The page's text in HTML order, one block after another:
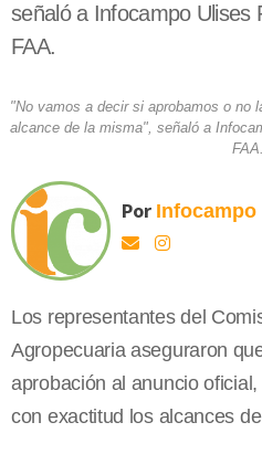
señaló a Infocampo Ulises
FAA.
"No vamos a decir si aprobamos o no
alcance de la misma", señaló a
FAA.
Por Infocampo
Los representantes del
Agropecuaria aseguraron
aprobación al anuncio
con exactitud los alcances de